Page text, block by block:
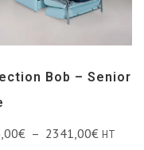
Bob – Senior
€ – 2341,00€ HT